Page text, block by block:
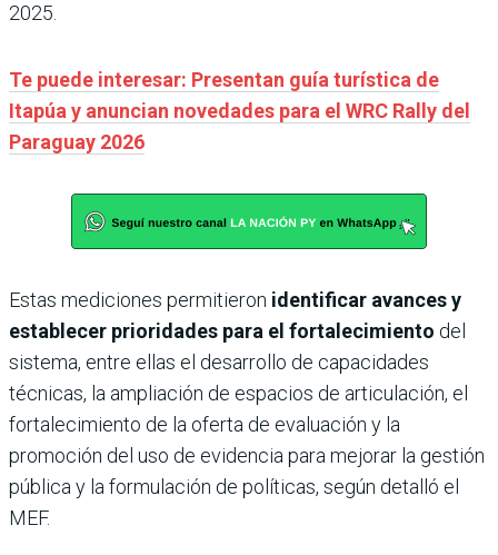
2025.
Te puede interesar: Presentan guía turística de
Itapúa y anuncian novedades para el WRC Rally del
Paraguay 2026
Estas mediciones permitieron identificar avances y
establecer prioridades para el fortalecimiento del
sistema, entre ellas el desarrollo de capacidades
técnicas, la ampliación de espacios de articulación, el
fortalecimiento de la oferta de evaluación y la
promoción del uso de evidencia para mejorar la gestión
pública y la formulación de políticas, según detalló el
MEF.